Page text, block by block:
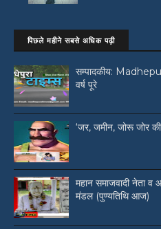
पिछले महीने सबसे अधिक पढ़ी
सम्पादकीय:
वर्ष पूरे
‘जर, जमीन, जोरू जोर
महान समाजवादी नेता व
मंडल (पुण्यतिथि आज)